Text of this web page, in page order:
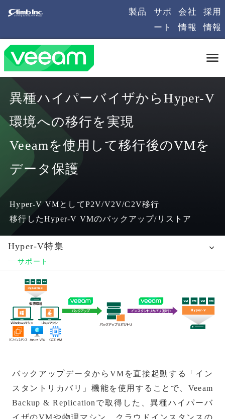
製品
サポ
ート
会社
情報
採用
情報
異種ハイパーバイザからHyper-V
環境への移行を実現
Veeamを使用して移行後のVMを
データ保護
Hyper-V VMとしてP2V/V2V/C2V移行
移行したHyper-V VMのバックアップ/リストア
Hyper-V特集
概要
移行
幅広い対応
リストア
構成例
サポート
バックアップデータからVMを直接起動する「イン
スタントリカバリ」機能を使用することで、Veeam
Backup & Replicationで取得した、異種ハイパーバ
イザのVMや物理マシン、クラウドインスタンスの